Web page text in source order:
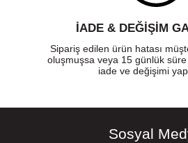
İADE & DEĞİŞİM
Sipariş edilen ürün hatası
oluşmuşsa veya 15 günlük süre
iade ve değişimi
Sosyal